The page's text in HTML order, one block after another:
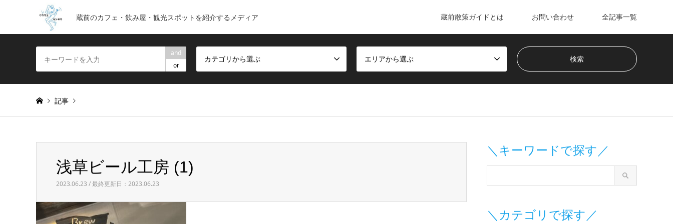
蔵前のカフェ・飲み屋・観光スポットを紹介するメディア 蔵前散策ガイドとは お問い合わせ 全記事一覧
and
or
カテゴリから選ぶ エリアから選ぶ
記事
浅草ビール工房 (1)
浅草ビール工房 (1)
2023.06.23 / 最終更新日：2023.06.23
＼キーワードで探す／
＼カテゴリで探す／